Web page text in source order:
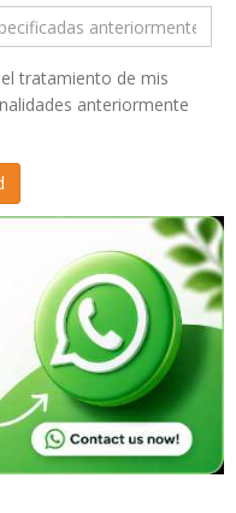
tratamiento de mis
anteriormente